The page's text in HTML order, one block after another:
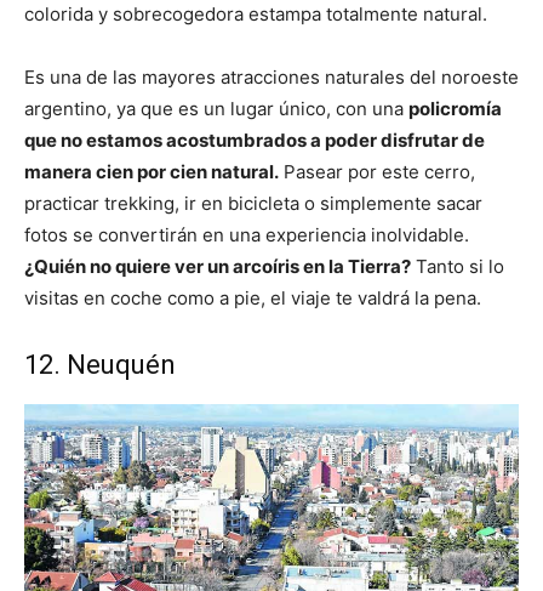
colorida y sobrecogedora estampa totalmente natural.
Es una de las mayores atracciones naturales del noroeste
argentino, ya que es un lugar único, con una policromía
que no estamos acostumbrados a poder disfrutar de
manera cien por cien natural. Pasear por este cerro,
practicar trekking, ir en bicicleta o simplemente sacar
fotos se convertirán en una experiencia inolvidable.
¿Quién no quiere ver un arcoíris en la Tierra? Tanto si lo
visitas en coche como a pie, el viaje te valdrá la pena.
12. Neuquén